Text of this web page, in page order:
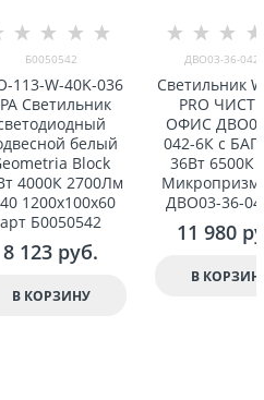
Б0050542
113-W-40K-036
Светильник
белый
Block
4000К 2700Лм
1200x100x60
арт Б0050542
8 123 руб.
В КОРЗИНУ
ДВО03-36-
Светильник
PRO
ОФИС
042-6К с БАП
36Вт 6500К
ДВО03-36-
11 980
В